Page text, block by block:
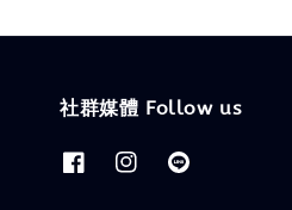
社群媒體 Follow us